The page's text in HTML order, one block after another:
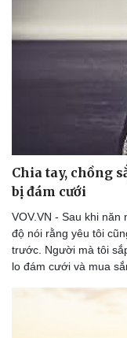
Chia tay, chồng
bị đám cưới
VOV.VN - Sau khi năn
độ nói rằng yêu tôi
trước. Người mà tôi
lo đám cưới và mua